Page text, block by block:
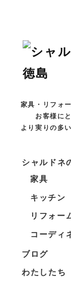
家具・リフォ
お客様に
より実りの多
シャルドネ
家具
キッチン
リフォー
コーディ
ブログ
わたしたち